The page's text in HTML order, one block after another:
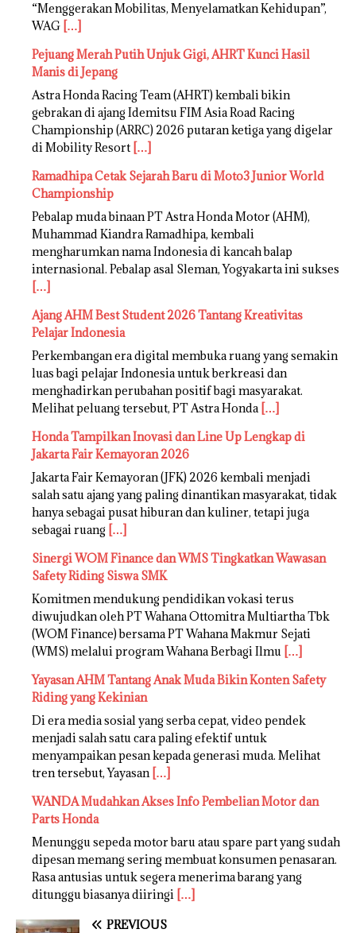
“Menggerakan Mobilitas, Menyelamatkan Kehidupan”,
WAG […]
Pejuang Merah Putih Unjuk Gigi, AHRT Kunci Hasil
Manis di Jepang
Astra Honda Racing Team (AHRT) kembali bikin
gebrakan di ajang Idemitsu FIM Asia Road Racing
Championship (ARRC) 2026 putaran ketiga yang digelar
di Mobility Resort […]
Ramadhipa Cetak Sejarah Baru di Moto3 Junior World
Championship
Pebalap muda binaan PT Astra Honda Motor (AHM),
Muhammad Kiandra Ramadhipa, kembali
mengharumkan nama Indonesia di kancah balap
internasional. Pebalap asal Sleman, Yogyakarta ini sukses
[…]
Ajang AHM Best Student 2026 Tantang Kreativitas
Pelajar Indonesia
Perkembangan era digital membuka ruang yang semakin
luas bagi pelajar Indonesia untuk berkreasi dan
menghadirkan perubahan positif bagi masyarakat.
Melihat peluang tersebut, PT Astra Honda […]
Honda Tampilkan Inovasi dan Line Up Lengkap di
Jakarta Fair Kemayoran 2026
Jakarta Fair Kemayoran (JFK) 2026 kembali menjadi
salah satu ajang yang paling dinantikan masyarakat, tidak
hanya sebagai pusat hiburan dan kuliner, tetapi juga
sebagai ruang […]
Sinergi WOM Finance dan WMS Tingkatkan Wawasan
Safety Riding Siswa SMK
Komitmen mendukung pendidikan vokasi terus
diwujudkan oleh PT Wahana Ottomitra Multiartha Tbk
(WOM Finance) bersama PT Wahana Makmur Sejati
(WMS) melalui program Wahana Berbagi Ilmu […]
Yayasan AHM Tantang Anak Muda Bikin Konten Safety
Riding yang Kekinian
Di era media sosial yang serba cepat, video pendek
menjadi salah satu cara paling efektif untuk
menyampaikan pesan kepada generasi muda. Melihat
tren tersebut, Yayasan […]
WANDA Mudahkan Akses Info Pembelian Motor dan
Parts Honda
Menunggu sepeda motor baru atau spare part yang sudah
dipesan memang sering membuat konsumen penasaran.
Rasa antusias untuk segera menerima barang yang
ditunggu biasanya diiringi […]
PREVIOUS